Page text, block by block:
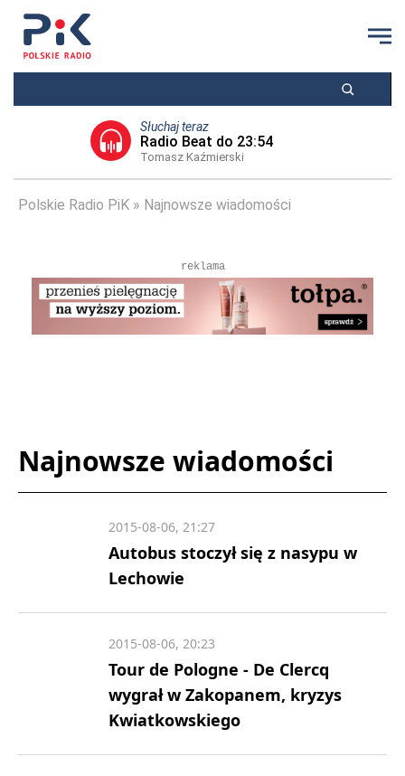
Słuchaj teraz
Radio Beat do 23:54
Tomasz Kaźmierski
Polskie Radio PiK Najnowsze wiadomości
reklama
Najnowsze wiadomości
Autobus stoczył się z nasypu w
Lechowie
2015-08-06, 21:27
Tour de Pologne - De Clercq
wygrał w Zakopanem, kryzys
Kwiatkowskiego
2015-08-06, 20:23